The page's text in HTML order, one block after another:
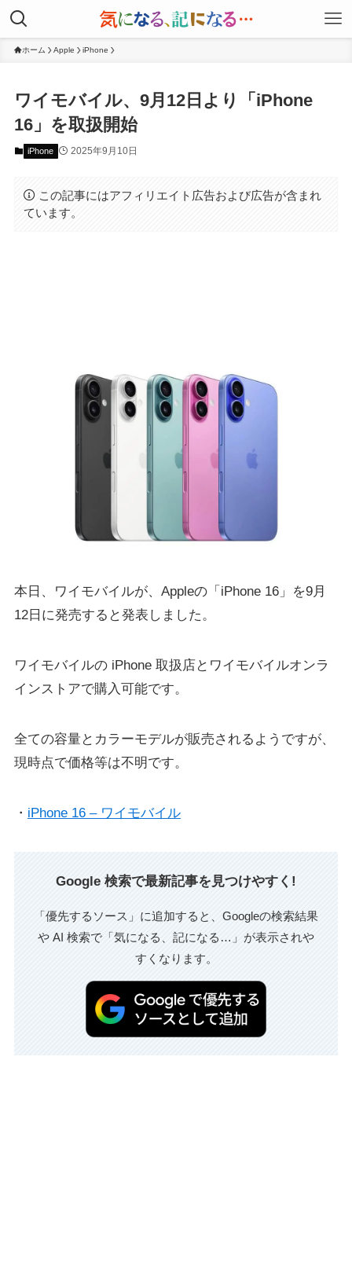
ホーム Apple iPhone
ワイモバイル、9月12日より「iPhone
16」を取扱開始
iPhone 2025年9月10日
この記事にはアフィリエイト広告および広告が含まれ
ています。
本日、ワイモバイルが、Appleの「iPhone 16」を9月
12日に発売すると発表しました。
ワイモバイルの iPhone 取扱店とワイモバイルオンラ
インストアで購入可能です。
全ての容量とカラーモデルが販売されるようですが、
現時点で価格等は不明です。
・ iPhone 16 – ワイモバイル
Google 検索で最新記事を見つけやすく!
「優先するソース」に追加すると、Googleの検索結果
や AI 検索で「気になる、記になる…」が表示されや
すくなります。